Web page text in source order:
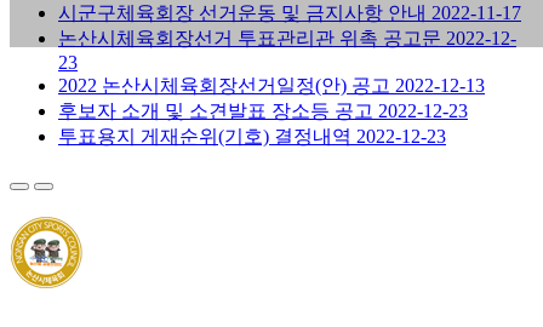
시군구체육회장 선거운동 및 금지사항 안내 2022-11-17
논산시체육회장선거 투표관리관 위촉 공고문 2022-12-
23
2022 논산시체육회장선거일정(안) 공고 2022-12-13
후보자 소개 및 소견발표 장소등 공고 2022-12-23
투표용지 게재순위(기호) 결정내역 2022-12-23